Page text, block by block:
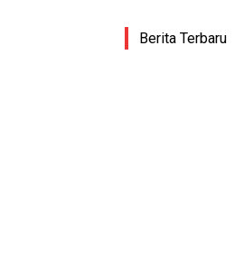
Berita Terbaru